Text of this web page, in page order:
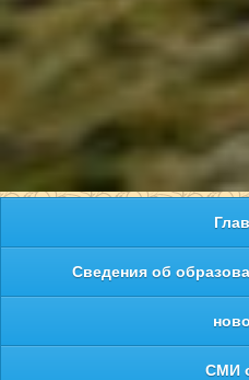
Сведения об
СМИ